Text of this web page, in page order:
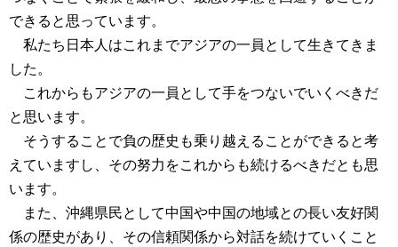
できると思っています。
私たち日本人はこれまでアジアの一員として生きてきま
した。
これからもアジアの一員として手をつないでいくべきだ
と思います。
そうすることで負の歴史も乗り越えることができると考
えていますし、その努力をこれからも続けるべきだとも思
います。
また、沖縄県民として中国や中国の地域との長い友好関
係の歴史があり、その信頼関係から対話を続けていくこと